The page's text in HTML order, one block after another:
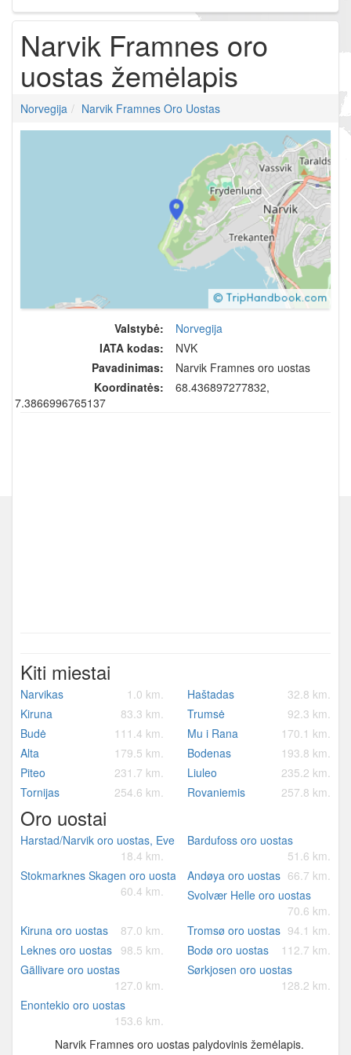
Narvik Framnes oro
uostas žemėlapis
Norvegija Narvik Framnes Oro Uostas
Valstybė:
Norvegija
IATA kodas:
NVK
Pavadinimas:
Narvik Framnes oro uostas
Koordinatės:
68.436897277832,
17.3866996765137
Kiti miestai
Narvikas 1.0 km. Haštadas
32.8 km.
Kiruna
83.3 km. Trumsė
92.3 km.
Budė
111.4 km. Mu i Rana
170.1 km.
Alta
179.5 km. Bodenas
193.8 km.
Piteo
231.7 km. Liuleo
235.2 km.
Tornijas
254.6 km. Rovaniemis 257.8 km.
Oro uostai
Harstad/Narvik oro uostas, Evenes
18.4 km.
Bardufoss oro uostas
51.6 km.
Stokmarknes Skagen oro uostas
60.4 km.
Andøya oro uostas 66.7 km.
Svolvær Helle oro uostas
70.6 km.
Kiruna oro uostas
87.0 km. Tromsø oro uostas 94.1 km.
Leknes oro uostas 98.5 km. Bodø oro uostas
112.7 km.
Gällivare oro uostas
127.0 km.
Sørkjosen oro uostas
128.2 km.
Enontekio oro uostas
153.6 km.
Narvik Framnes oro uostas palydovinis žemėlapis.